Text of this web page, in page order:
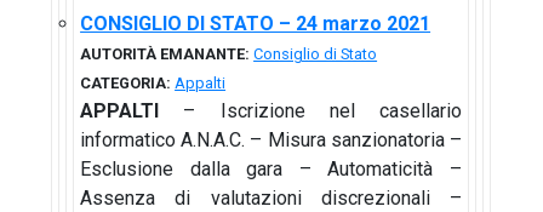
CONSIGLIO DI STATO – 24 marzo 2021
AUTORITÀ EMANANTE: Consiglio di Stato
CATEGORIA: Appalti
APPALTI
– Iscrizione nel casellario
informatico A.N.A.C. – Misura sanzionatoria –
Esclusione dalla gara – Automaticità –
Assenza di valutazioni discrezionali –